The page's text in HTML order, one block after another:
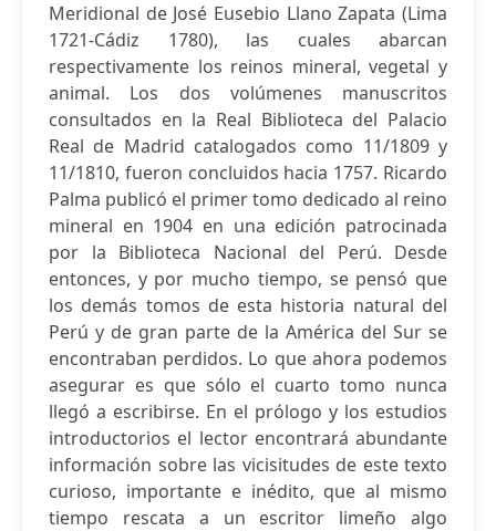
Meridional de José Eusebio Llano Zapata (Lima
1721-Cádiz 1780), las cuales abarcan
respectivamente los reinos mineral, vegetal y
animal. Los dos volúmenes manuscritos
consultados en la Real Biblioteca del Palacio
Real de Madrid catalogados como 11/1809 y
11/1810, fueron concluidos hacia 1757. Ricardo
Palma publicó el primer tomo dedicado al reino
mineral en 1904 en una edición patrocinada
por la Biblioteca Nacional del Perú. Desde
entonces, y por mucho tiempo, se pensó que
los demás tomos de esta historia natural del
Perú y de gran parte de la América del Sur se
encontraban perdidos. Lo que ahora podemos
asegurar es que sólo el cuarto tomo nunca
llegó a escribirse. En el prólogo y los estudios
introductorios el lector encontrará abundante
información sobre las vicisitudes de este texto
curioso, importante e inédito, que al mismo
tiempo rescata a un escritor limeño algo